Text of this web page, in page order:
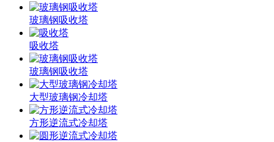
玻璃钢吸收塔
吸收塔
玻璃钢吸收塔
大型玻璃钢冷却塔
方形逆流式冷却塔